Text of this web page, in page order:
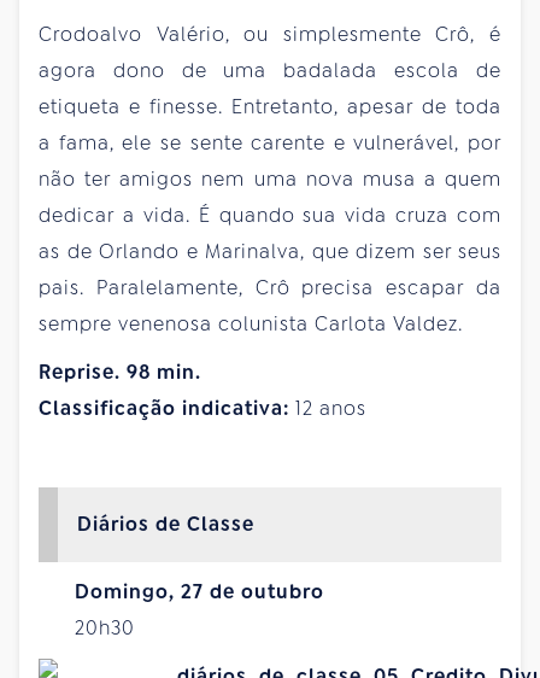
Crodoalvo Valério, ou simplesmente Crô, é
agora dono de uma badalada escola de
etiqueta e finesse. Entretanto, apesar de toda
a fama, ele se sente carente e vulnerável, por
não ter amigos nem uma nova musa a quem
dedicar a vida. É quando sua vida cruza com
as de Orlando e Marinalva, que dizem ser seus
pais. Paralelamente, Crô precisa escapar da
sempre venenosa colunista Carlota Valdez.
Reprise. 98 min.
Classificação indicativa: 12 anos
Diários de Classe
Domingo, 27 de outubro
20h30